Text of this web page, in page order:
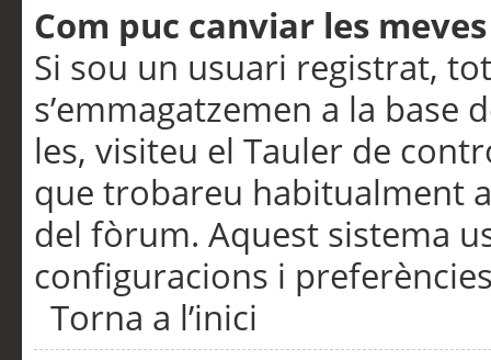
Com puc canviar les
Si sou un usuari registrat,
s’emmagatzemen a la
les, visiteu el Tauler de
que trobareu habitualment
del fòrum. Aquest sistema
configuracions i
Torna a l’inici